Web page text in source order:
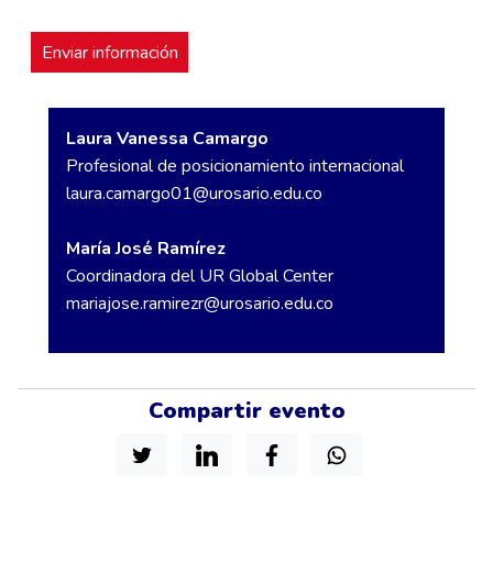
Laura Vanessa Camargo
Profesional de posicionamiento internacional
laura.camargo01@urosario.edu.co
María José Ramírez
Coordinadora del UR Global Center
mariajose.ramirezr@urosario.edu.co
Compartir evento